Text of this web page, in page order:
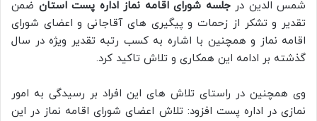
شمس الدین درجلسه شورای اقامه نماز اداره پست استان ضمن
تقدیر و تشکر از زحمات و پیگیری های آقاجانی و اعضای شورای
اقامه نماز و همچنین با اشاره به کسب رتبه تقدیر ویژه در سال
گذشته بر ادامه این همکاری و تلاش تاکید کرد.
وی همچنین در راستای تلاش های این افراد بر رسیدگی به امور
نمازی در اداره پست افزود: تلاش اعضای شورای اقامه نماز در این